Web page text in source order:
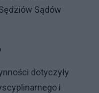
Sądów
dotyczyły
i